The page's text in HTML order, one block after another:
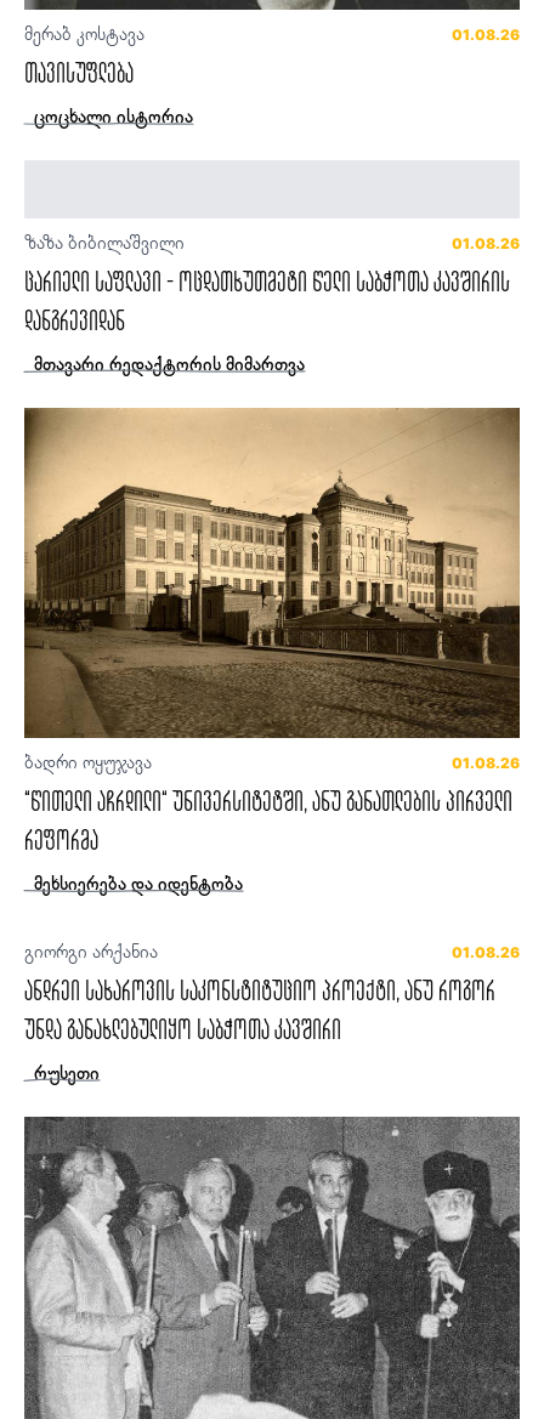
მერაბ კოსტავა 01.08.26
თავისუფლება
ცოცხალი ისტორია
ზაზა ბიბილაშვილი 01.08.26
ცარიელი საფლავი - ოცდათხუთმეტი წელი საბჭოთა კავშირის
დანგრევიდან
მთავარი რედაქტორის მიმართვა
ბადრი ოყუჯავა 01.08.26
“წითელი აჩრდილი“ უნივერსიტეტში, ანუ განათლების პირველი
რეფორმა
მეხსიერება და იდენტობა
გიორგი არქანია 01.08.26
ანდრეი სახაროვის საკონსტიტუციო პროექტი, ანუ როგორ
უნდა განახლებულიყო საბჭოთა კავშირი
რუსეთი